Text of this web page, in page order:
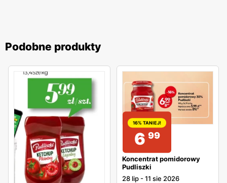
Podobne produkty
16% TANIEJ!
6 99
Koncentrat pomidorowy
Pudliszki
28 lip -11 sie 2026